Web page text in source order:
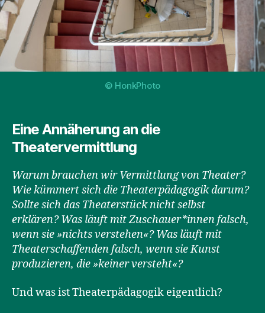
© HonkPhoto
Eine Annäherung an die
Theatervermittlung
Warum brauchen wir Vermittlung von Theater?
Wie kümmert sich die Theaterpädagogik darum?
Sollte sich das Theaterstück nicht selbst
erklären? Was läuft mit Zuschauer*innen falsch,
wenn sie »nichts verstehen«? Was läuft mit
Theaterschaffenden falsch, wenn sie Kunst
produzieren, die »keiner versteht«?
Und was ist Theaterpädagogik eigentlich?